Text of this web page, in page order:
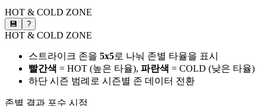
HOT & COLD ZONE
💾 ?
HOT & COLD ZONE
스트라이크 존을 5x5로 나눠 존별 타율을 표시
빨간색 = HOT (높은 타율), 파란색 = COLD (낮은 타율)
하단 시즌 범례로 시즌별 존 데이터 전환
존별 결과 포수 시점